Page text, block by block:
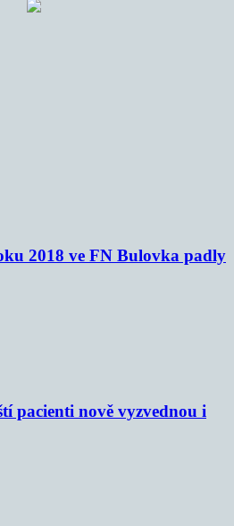
2018 ve FN Bulovka padly
pacienti nově vyzvednou i